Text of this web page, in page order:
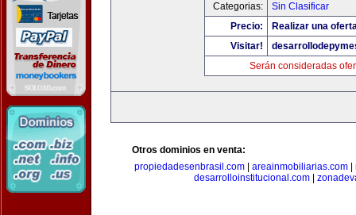
Categorias:
Sin Clasificar
Precio:
Realizar una
Visitar!
Serán consideradas
Otros dominios en venta:
propiedadesenbrasil.com| areainmobiliarias.com|
desarrolloinstitucional.com